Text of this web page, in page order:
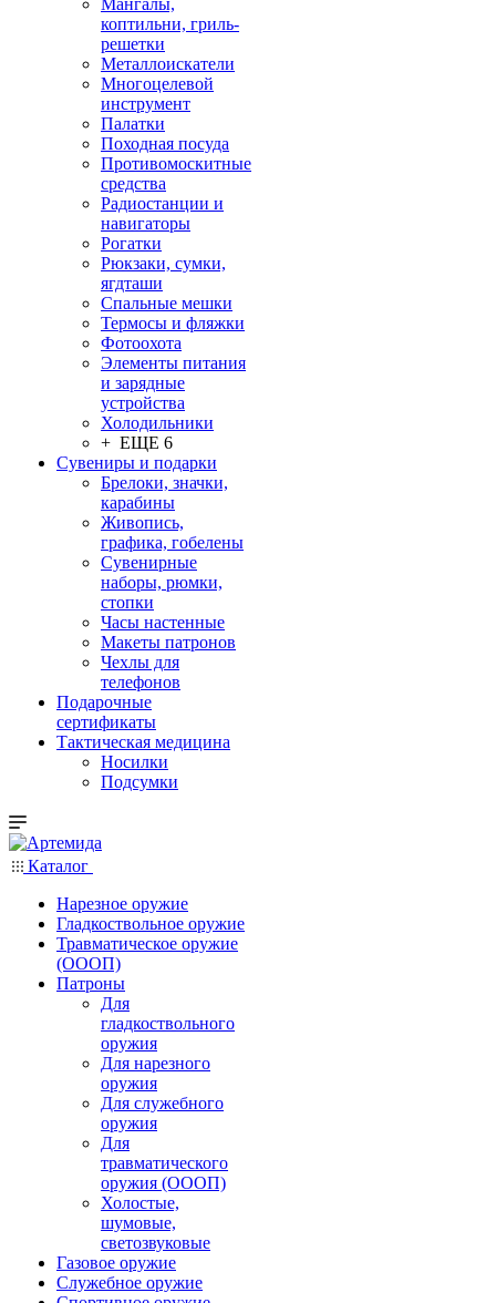
Мангалы,
коптильни, гриль-
решетки
Металлоискатели
Многоцелевой
инструмент
Палатки
Походная посуда
Противомоскитные
средства
Радиостанции и
навигаторы
Рогатки
Рюкзаки, сумки,
ягдташи
Спальные мешки
Термосы и фляжки
Фотоохота
Элементы питания
и зарядные
устройства
Холодильники
+ ЕЩЕ 6
Сувениры и подарки
Брелоки, значки,
карабины
Живопись,
графика, гобелены
Сувенирные
наборы, рюмки,
стопки
Часы настенные
Макеты патронов
Чехлы для
телефонов
Подарочные
сертификаты
Тактическая медицина
Носилки
Подсумки
Каталог
Нарезное оружие
Гладкоствольное оружие
Травматическое оружие
(ОООП)
Патроны
Для
гладкоствольного
оружия
Для нарезного
оружия
Для служебного
оружия
Для
травматического
оружия (ОООП)
Холостые,
шумовые,
светозвуковые
Газовое оружие
Служебное оружие